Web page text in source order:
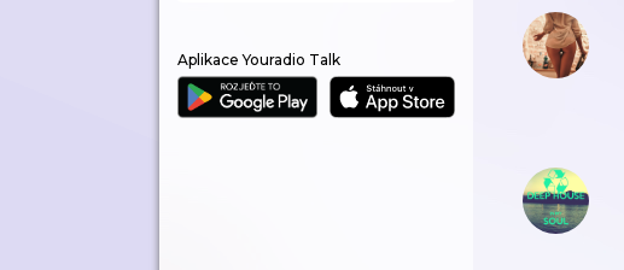
Aplikace Youradio Talk